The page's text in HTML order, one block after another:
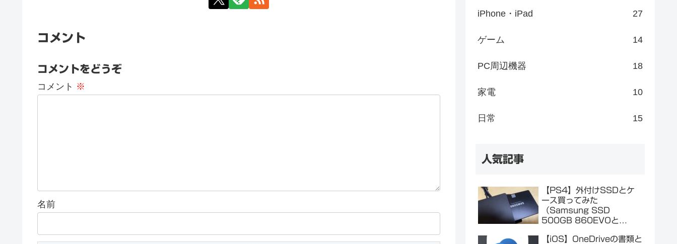
コメント
コメントをどうぞ
コメント ※
名前
iPhone・iPad 27
ゲーム 14
PC周辺機器 18
家電 10
日常 15
人気記事
【PS4】外付けSSDとケ
ース買ってみた
（Samsung SSD
500GB 860EVOと
【iOS】OneDriveの書類と